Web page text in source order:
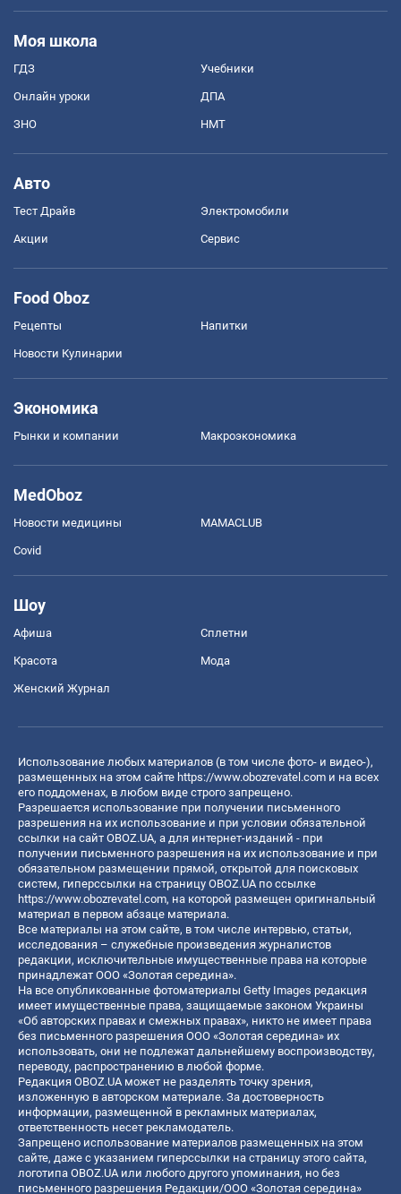
Моя школа
ГДЗ Учебники
Онлайн уроки ДПА
ЗНО НМТ
Авто
Тест Драйв Электромобили
Акции Сервис
Food Oboz
Рецепты Напитки
Новости Кулинарии
Экономика
Рынки и компании Mакроэкономика
MedOboz
Новости медицины MAMACLUB
Covid
Шоу
Афиша Сплетни
Красота Мода
Женский Журнал
Использование любых материалов (в том числе фото- и видео-),
размещенных на этом сайте https://www.obozrevatel.com и на всех
его поддоменах, в любом виде строго запрещено.
Разрешается использование при получении письменного
разрешения на их использование и при условии обязательной
ссылки на сайт OBOZ.UA, а для интернет-изданий - при
получении письменного разрешения на их использование и при
обязательном размещении прямой, открытой для поисковых
систем, гиперссылки на страницу OBOZ.UA по ссылке
https://www.obozrevatel.com, на которой размещен оригинальный
материал в первом абзаце материала.
Все материалы на этом сайте, в том числе интервью, статьи,
исследования – служебные произведения журналистов
редакции, исключительные имущественные права на которые
принадлежат ООО «Золотая середина».
На все опубликованные фотоматериалы Getty Images редакция
имеет имущественные права, защищаемые законом Украины
«Об авторских правах и смежных правах», никто не имеет права
без письменного разрешения ООО «Золотая середина» их
использовать, они не подлежат дальнейшему воспроизводству,
переводу, распространению в любой форме.
Редакция OBOZ.UA может не разделять точку зрения,
изложенную в авторском материале. За достоверность
информации, размещенной в рекламных материалах,
ответственность несет рекламодатель.
Запрещено использование материалов размещенных на этом
сайте, даже с указанием гиперссылки на страницу этого сайта,
логотипа OBOZ.UA или любого другого упоминания, но без
письменного разрешения Редакции/ООО «Золотая середина»